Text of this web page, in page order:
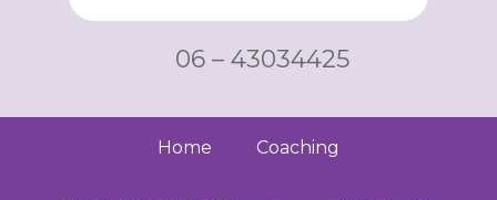
06 – 43034425
Home Coaching